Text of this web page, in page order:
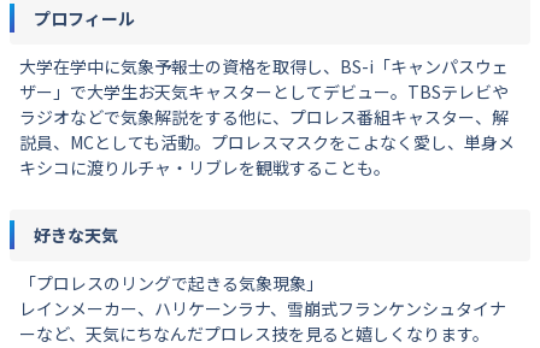
プロフィール
大学在学中に気象予報士の資格を取得し、BS-i「キャンパスウェ
ザー」で大学生お天気キャスターとしてデビュー。TBSテレビや
ラジオなどで気象解説をする他に、プロレス番組キャスター、解
説員、MCとしても活動。プロレスマスクをこよなく愛し、単身メ
キシコに渡りルチャ・リブレを観戦することも。
好きな天気
「プロレスのリングで起きる気象現象」
レインメーカー、ハリケーンラナ、雪崩式フランケンシュタイナ
ーなど、天気にちなんだプロレス技を見ると嬉しくなります。